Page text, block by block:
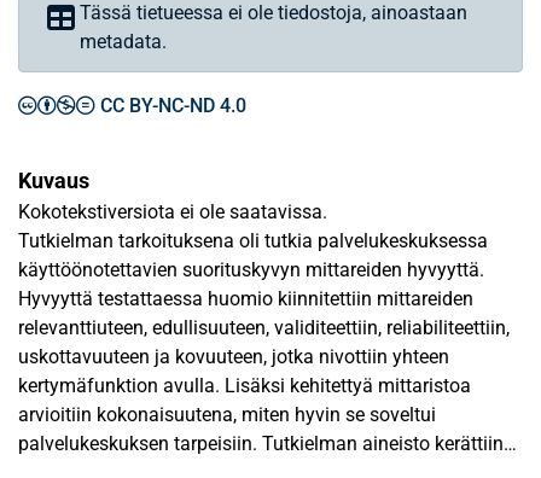
Tässä tietueessa ei ole tiedostoja, ainoastaan
metadata.
CC BY-NC-ND 4.0
Kuvaus
Kokotekstiversiota ei ole saatavissa.
Tutkielman tarkoituksena oli tutkia palvelukeskuksessa
käyttöönotettavien suorituskyvyn mittareiden hyvyyttä.
Hyvyyttä testattaessa huomio kiinnitettiin mittareiden
relevanttiuteen, edullisuuteen, validiteettiin, reliabiliteettiin,
uskottavuuteen ja kovuuteen, jotka nivottiin yhteen
kertymäfunktion avulla. Lisäksi kehitettyä mittaristoa
arvioitiin kokonaisuutena, miten hyvin se soveltui
palvelukeskuksen tarpeisiin. Tutkielman aineisto kerättiin